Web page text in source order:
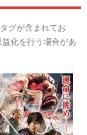
グが含まれてお
化を行う場合があ